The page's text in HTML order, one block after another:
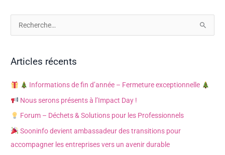
e
e
r
Articles récents
Informations de fin d’année – Fermeture exceptionnelle
Nous serons présents à l’Impact Day !
Forum – Déchets & Solutions pour les Professionnels
Sooninfo devient ambassadeur des transitions pour
accompagner les entreprises vers un avenir durable